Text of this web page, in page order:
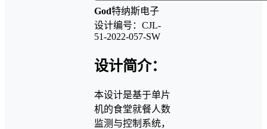
God特纳斯电子
设计编号：CJL-
51-2022-057-SW
设计简介：
本设计是基于单片
机的食堂就餐人数
监测与控制系统，